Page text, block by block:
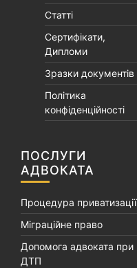
Статті
Сертифікати,
Дипломи
Зразки документів
Політика
конфіденційності
ПОСЛУГИ
АДВОКАТА
Процедура приватизації
Міграційне право
Допомога адвоката при
ДТП